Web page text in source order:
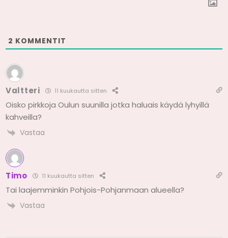
2 KOMMENTIT
Valtteri 11 kuukautta sitten
Oisko pirkkoja Oulun suunilla jotka haluais käydä lyhyillä
kahveilla?
Vastaa
Timo 11 kuukautta sitten
Tai laajemminkin Pohjois-Pohjanmaan alueella?
Vastaa